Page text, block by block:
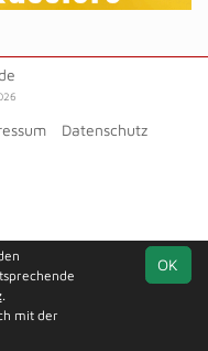
Datenschutz
OK
.
mit der